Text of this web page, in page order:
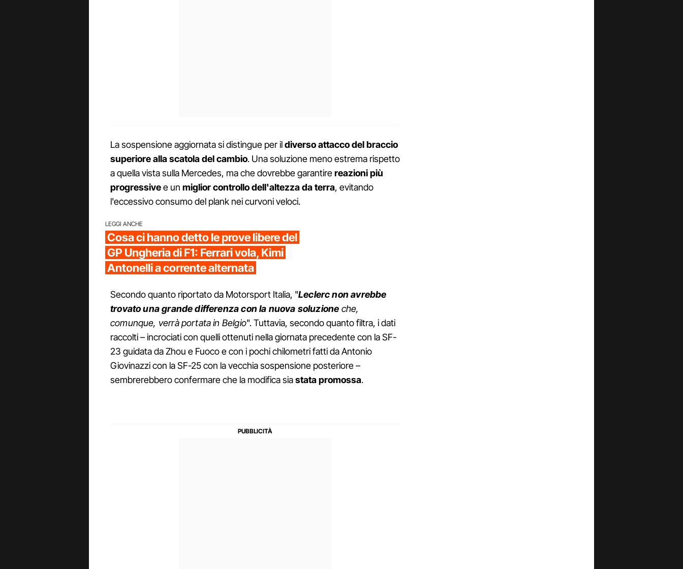
La sospensione aggiornata si distingue per ildiverso attacco del braccio
superiore alla scatola del cambio. Una soluzione meno estrema rispetto
a quella vista sulla Mercedes, ma che dovrebbe garantirereazioni più
progressivee un miglior controllo dell'altezza da terra, evitando
l'eccessivo consumo del plank nei curvoni veloci.
LEGGI ANCHE
Cosa ci hanno detto le prove libere del
GP Ungheria di F1: Ferrari vola, Kimi
Antonelli a corrente alternata
Secondo quanto riportato da Motorsport Italia, "Leclerc non avrebbe
trovato una grande differenza con la nuova soluzione che,
comunque, verrà portata in Belgio". Tuttavia, secondo quanto filtra, i dati
raccolti – incrociati con quelli ottenuti nella giornata precedente con la SF-
23 guidata da Zhou e Fuoco e con i pochi chilometri fatti da Antonio
Giovinazzi con la SF-25 con la vecchia sospensione posteriore –
sembrerebbero confermare che la modifica siastata promossa.